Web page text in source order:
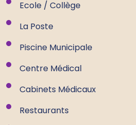
Ecole / Collège
La Poste
Piscine Municipale
Centre Médical
Cabinets Médicaux
Restaurants